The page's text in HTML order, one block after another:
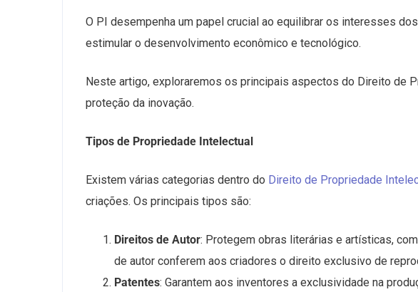
O PI desempenha um papel crucial ao equilibrar os interesses
estimular o desenvolvimento econômico e tecnológico.
Neste artigo, exploraremos os principais aspectos do Direito de
proteção da inovação.
Tipos de Propriedade Intelectual
Existem várias categorias dentro do Direito de Propriedade
criações. Os principais tipos são:
Direitos de Autor: Protegem obras literárias e artísticas,
de autor conferem aos criadores o direito exclusivo de
Patentes: Garantem aos inventores a exclusividade na